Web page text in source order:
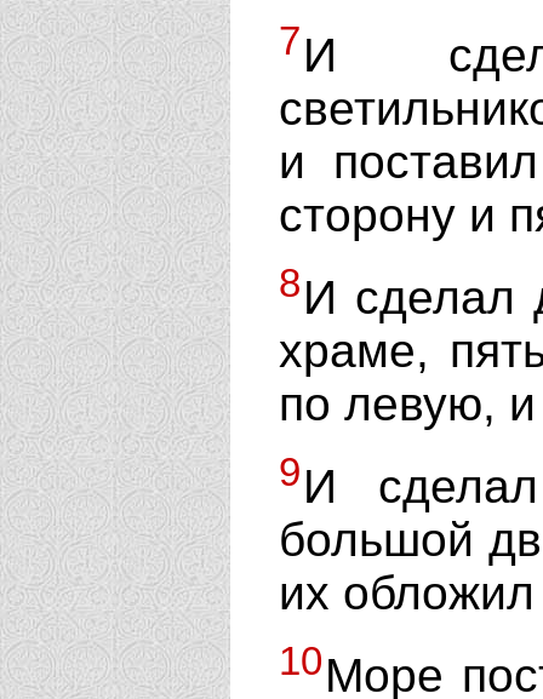
7И
и
сторону и
8И сделал
храме,
по левую,
9И
большой
их
10Море